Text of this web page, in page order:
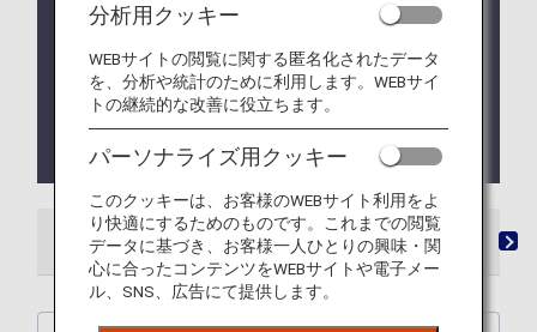
成田空港の国際線出発ラウンジ内シャワールームの
予約サービスは、3月5日導入予定でしたが延期して
おります。申し訳ございません。尚、開始時期は未
定です。
ご利用の際は従来通りラウンジ内シャワールーム受
付端末よりお申込み下さい。
ラウンジ 「ANA SUITE LOUNGE」ご利用券
分析用クッキー
WEBサイトの閲覧に関する匿名化されたデータ
を、分析や統計のために利用します。WEBサイ
トの継続的な改善に役立ちます。
パーソナライズ用クッキー
このクッキーは、お客様のWEBサイト利用をよ
り快適にするためのものです。これまでの閲覧
データに基づき、お客様一人ひとりの興味・関
心に合ったコンテンツをWEBサイトや電子メー
ル、SNS、広告にて提供します。